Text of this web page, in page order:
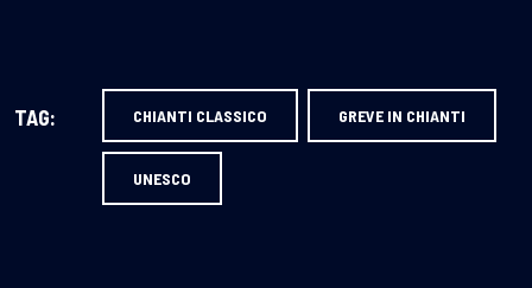
TAG: CHIANTI CLASSICO GREVE IN CHIANTI
UNESCO